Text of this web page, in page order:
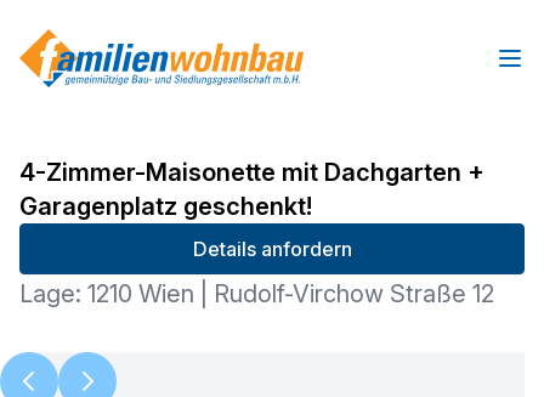
4-Zimmer-Maisonette mit Dachgarten +
Garagenplatz geschenkt!
Details anfordern
Lage: 1210 Wien | Rudolf-Virchow Straße 12